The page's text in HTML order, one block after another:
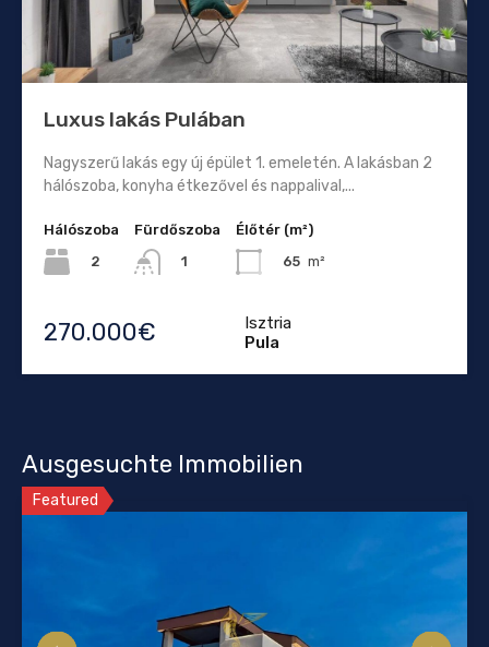
Luxus lakás Pulában
Nagyszerű lakás egy új épület 1. emeletén. A lakásban 2
hálószoba, konyha étkezővel és nappalival,...
Hálószoba
2
Fürdőszoba
1
Élőtér (m²)
65 m²
270.000€
Isztria
Pula
Ausgesuchte Immobilien
Featured